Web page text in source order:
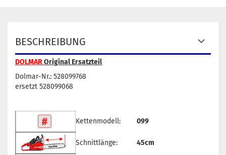
BESCHREIBUNG
DOLMAROriginal Ersatzteil
Dolmar-Nr.: 528099768
ersetzt 528099068
Kettenmodell: 099
Schnittlänge: 45cm